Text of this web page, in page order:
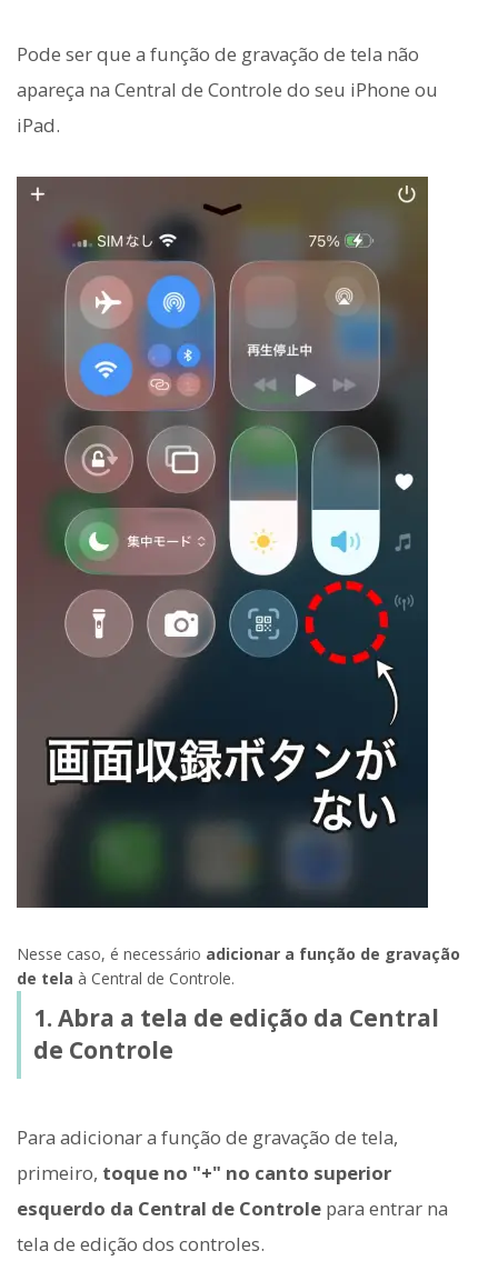
Pode ser que a função de gravação de tela não
apareça na Central de Controle do seu iPhone ou
iPad.
Nesse caso, é necessário adicionar a função de gravação
de tela à Central de Controle.
1. Abra a tela de edição da Central
de Controle
Para adicionar a função de gravação de tela,
primeiro, toque no "+" no canto superior
esquerdo da Central de Controle para entrar na
tela de edição dos controles.